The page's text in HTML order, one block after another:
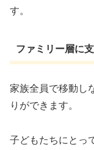
す。
ファミリー層に
家族全員で移動し
りができます。
子どもたちにとっ